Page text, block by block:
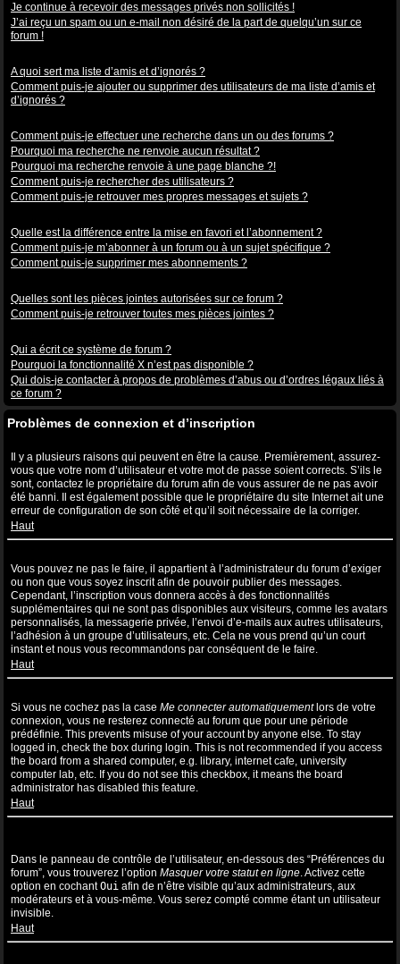
Je continue à recevoir des messages privés non sollicités !
J’ai reçu un spam ou un e-mail non désiré de la part de quelqu’un sur ce
forum !
A quoi sert ma liste d’amis et d’ignorés ?
Comment puis-je ajouter ou supprimer des utilisateurs de ma liste d’amis et
d’ignorés ?
Comment puis-je effectuer une recherche dans un ou des forums ?
Pourquoi ma recherche ne renvoie aucun résultat ?
Pourquoi ma recherche renvoie à une page blanche ?!
Comment puis-je rechercher des utilisateurs ?
Comment puis-je retrouver mes propres messages et sujets ?
Quelle est la différence entre la mise en favori et l’abonnement ?
Comment puis-je m’abonner à un forum ou à un sujet spécifique ?
Comment puis-je supprimer mes abonnements ?
Quelles sont les pièces jointes autorisées sur ce forum ?
Comment puis-je retrouver toutes mes pièces jointes ?
Qui a écrit ce système de forum ?
Pourquoi la fonctionnalité X n’est pas disponible ?
Qui dois-je contacter à propos de problèmes d’abus ou d’ordres légaux liés à
ce forum ?
Problèmes de connexion et d’inscription
Il y a plusieurs raisons qui peuvent en être la cause. Premièrement, assurez-
vous que votre nom d’utilisateur et votre mot de passe soient corrects. S’ils le
sont, contactez le propriétaire du forum afin de vous assurer de ne pas avoir
été banni. Il est également possible que le propriétaire du site Internet ait une
erreur de configuration de son côté et qu’il soit nécessaire de la corriger.
Haut
Vous pouvez ne pas le faire, il appartient à l’administrateur du forum d’exiger
ou non que vous soyez inscrit afin de pouvoir publier des messages.
Cependant, l’inscription vous donnera accès à des fonctionnalités
supplémentaires qui ne sont pas disponibles aux visiteurs, comme les avatars
personnalisés, la messagerie privée, l’envoi d’e-mails aux autres utilisateurs,
l’adhésion à un groupe d’utilisateurs, etc. Cela ne vous prend qu’un court
instant et nous vous recommandons par conséquent de le faire.
Haut
Si vous ne cochez pas la case Me connecter automatiquementlors de votre
connexion, vous ne resterez connecté au forum que pour une période
prédéfinie. This prevents misuse of your account by anyone else. To stay
logged in, check the box during login. This is not recommended if you access
the board from a shared computer, e.g. library, internet cafe, university
computer lab, etc. If you do not see this checkbox, it means the board
administrator has disabled this feature.
Haut
Dans le panneau de contrôle de l’utilisateur, en-dessous des “Préférences du
forum”, vous trouverez l’option Masquer votre statut en ligne. Activez cette
option en cochantOui afin de n’être visible qu’aux administrateurs, aux
modérateurs et à vous-même. Vous serez compté comme étant un utilisateur
invisible.
Haut